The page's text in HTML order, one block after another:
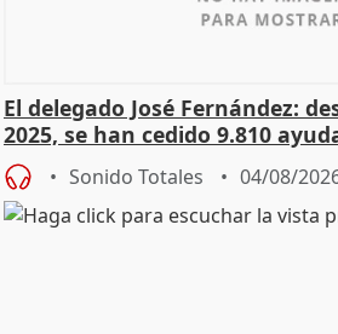
El delegado José Fernández:
2025, se han cedido 9.810
Sonido Totales 04/08/